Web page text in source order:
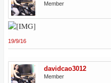
Member
19/9/16
davidcao3012
Member